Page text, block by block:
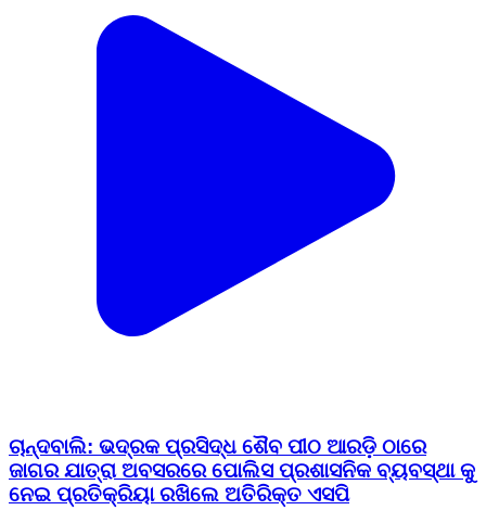
ଚାନ୍ଦବାଲି: ଭଦ୍ରକ ପ୍ରସିଦ୍ଧ ଶୈବ ପୀଠ ଆରଡ଼ି ଠାରେ
ଜାଗର ଯାତ୍ରା ଅବସରରେ ପୋଲିସ ପ୍ରଶାସନିକ ବ୍ୟବସ୍ଥା କୁ
ନେଇ ପ୍ରତିକ୍ରିୟା ରଖିଲେ ଅତିରିକ୍ତ ଏସପି